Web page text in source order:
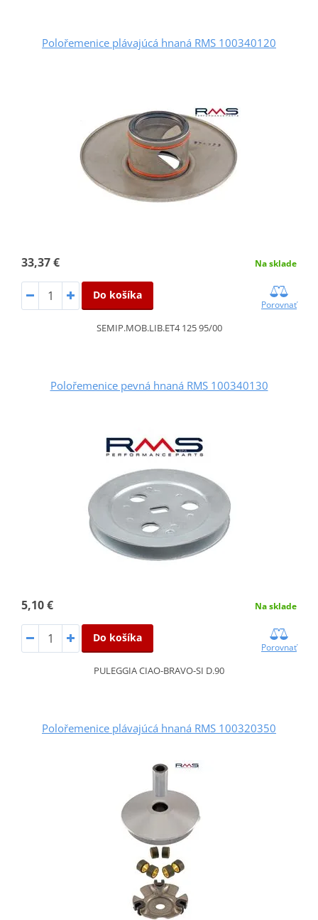
Polořemenice plávajúcá hnaná RMS 100340120
33,37 € Na sklade
Do košíka
Porovnať
SEMIP.MOB.LIB.ET4 125 95/00
Polořemenice pevná hnaná RMS 100340130
5,10 € Na sklade
Do košíka
Porovnať
PULEGGIA CIAO-BRAVO-SI D.90
Polořemenice plávajúcá hnaná RMS 100320350